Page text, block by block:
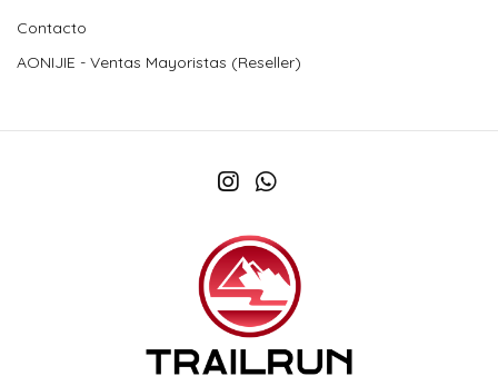
Contacto
AONIJIE - Ventas Mayoristas (Reseller)